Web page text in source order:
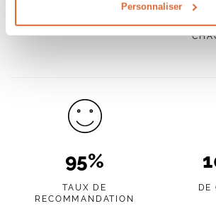
Personnaliser
MAISONS SUR MESURE
NOUS
95%
TAUX DE
RECOMMANDATION
DE